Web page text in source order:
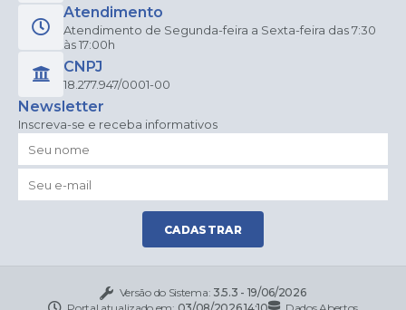
Atendimento
Atendimento de Segunda-feira a Sexta-feira das 7:30
às 17:00h
CNPJ
18.277.947/0001-00
Newsletter
Inscreva-se e receba informativos
CADASTRAR
Versão do Sistema: 3.5.3 - 19/06/2026